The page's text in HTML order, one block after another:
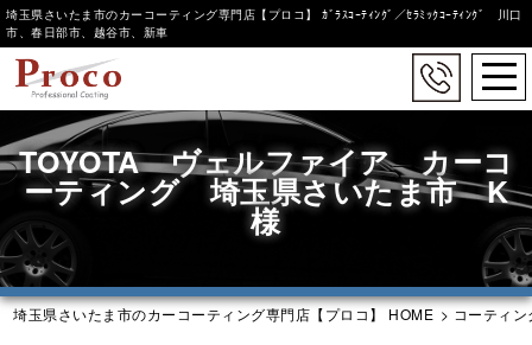
to
main
content
埼玉県さいたま市のカーコーティング専門店【プロコ】 ｶﾞﾗｽｺｰﾃｨﾝｸﾞ／ｾﾗﾐｯｸｺｰﾃｨﾝｸﾞ 川口
市、春日部市、越谷市、新車
TOYOTA ヴェルファイア カーコ
ーティング 埼玉県さいたま市 K
様
埼玉県さいたま市のカーコーティング専門店【プロコ】 HOME > コーティン